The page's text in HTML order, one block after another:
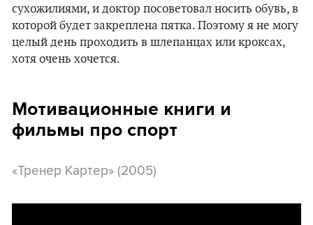
сухожилиями, и доктор посоветовал носить обувь, в
которой будет закреплена пятка. Поэтому я не могу
целый день проходить в шлепанцах или кроксах,
хотя очень хочется.
Мотивационные книги и
фильмы про спорт
«Тренер Картер» (2005)